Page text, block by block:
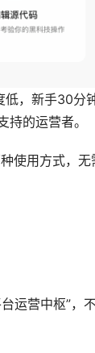
低，新手30分
的运营者。
使用方式，无
运营中枢”，